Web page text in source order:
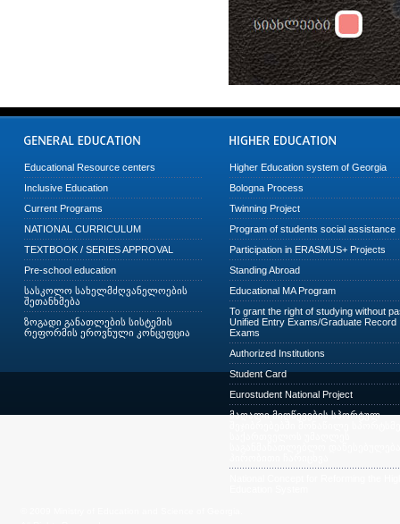
Educational Resource centers
Inclusive Education
Current Programs
NATIONAL CURRICULUM
TEXTBOOK / SERIES APPROVAL
Pre-school education
სასკოლო სახელმძღვანელოების
შეთანხმება
ზოგადი განათლების სისტემის
რეფორმის ეროვნული კონცეფცია
Higher Education system of Georgia
Bologna Process
Twinning Project
Program of students social assistance
Participation in ERASMUS+ Projects
Standing Abroad
Educational MA Program
To grant the right of studying without
Unified Entry Exams/Graduate Record
Exams
Authorized Institutions
Student Card
Eurostudent National Project
მაღალი მიღწევების სპორტულ